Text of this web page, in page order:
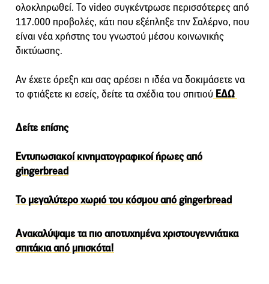
ολοκληρωθεί. Το video συγκέντρωσε περισσότερες από
117.000 προβολές, κάτι που εξέπληξε την Σαλέρνο, που
είναι νέα χρήστης του γνωστού μέσου κοινωνικής
δικτύωσης.
Αν έχετε όρεξη και σας αρέσει η ιδέα να δοκιμάσετε να
το φτιάξετε κι εσείς, δείτε τα σχέδια του σπιτιού ΕΔΩ
Δείτε επίσης
Εντυπωσιακοί κινηματογραφικοί ήρωες από
gingerbread
Το μεγαλύτερο χωριό του κόσμου από gingerbread
Ανακαλύψαμε τα πιο αποτυχημένα χριστουγεννιάτικα
σπιτάκια από μπισκότα!